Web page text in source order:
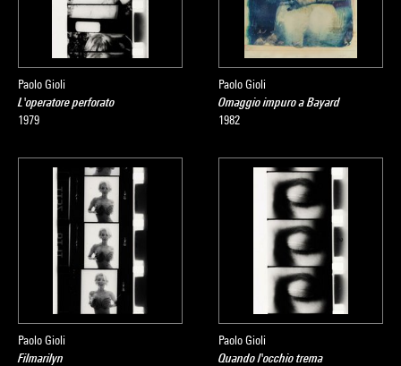
Paolo Gioli
L'operatore perforato
1979
Paolo Gioli
Omaggio impuro a Bayard
1982
Paolo Gioli
Filmarilyn
Paolo Gioli
Quando l'occhio trema